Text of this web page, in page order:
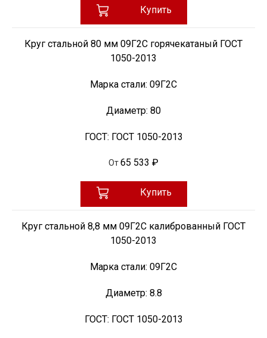
Купить
Круг стальной 80 мм 09Г2С горячекатаный ГОСТ
1050-2013
Марка стали: 09Г2С
Диаметр: 80
ГОСТ: ГОСТ 1050-2013
От65 533 ₽
Купить
Круг стальной 8,8 мм 09Г2С калиброванный ГОСТ
1050-2013
Марка стали: 09Г2С
Диаметр: 8.8
ГОСТ: ГОСТ 1050-2013